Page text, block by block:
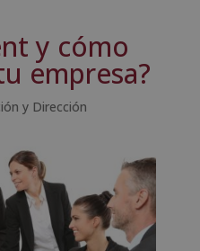
y cómo
empresa?
y Dirección